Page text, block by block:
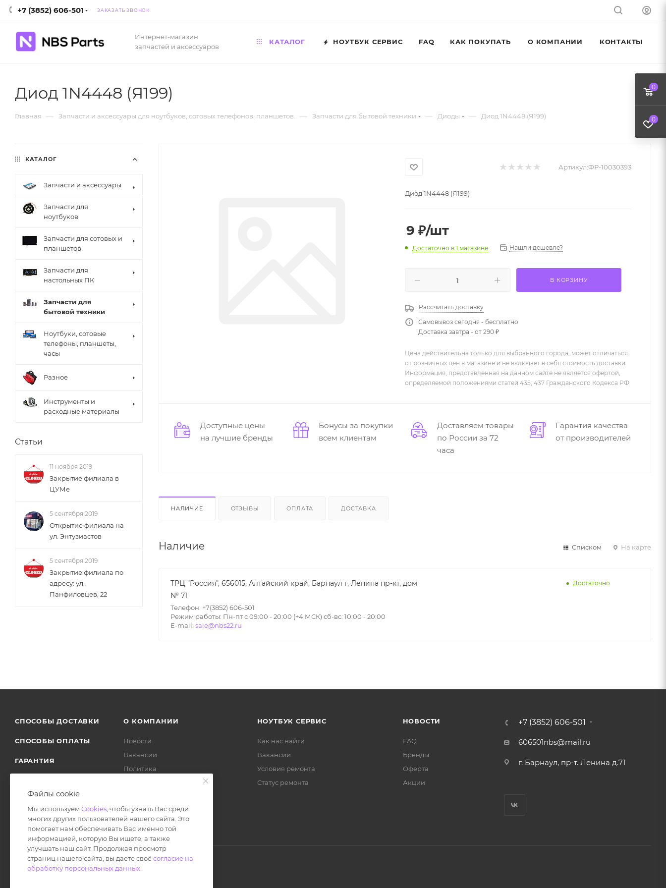
+7 (3852) 606-501 ЗАКАЗАТЬ ЗВОНОК
Интернет-магазин
запчастей и аксессуаров
КАТАЛОГ НОУТБУК СЕРВИС FAQ КАК ПОКУПАТЬ О КОМПАНИИ КОНТАКТЫ
Диод 1N4448 (Я199)
Главная — Запчасти и аксессуары для ноутбуков, сотовых телефонов, планшетов. — Запчасти для бытовой техники — Диоды — Диод 1N4448 (Я199)
Артикул:ФР-10030393
Диод 1N4448 (Я199)
9 ₽/шт
Достаточно в 1 магазине Нашли дешевле?
В КОРЗИНУ
Рассчитать доставку
Самовывоз сегодня - бесплатно
Доставка завтра - от 290 ₽
Цена действительна только для выбранного города, может отличаться
от розничных цен в магазине и не включает в себя стоимость доставки.
Информация, представленная на данном сайте не является офертой,
определяемой положениями статей 435, 437 Гражданского Кодекса РФ
Доступные цены
на лучшие бренды
Бонусы за покупки
всем клиентам
Доставляем товары
по России за 72
часа
Гарантия качества
от производителей
НАЛИЧИЕ ОТЗЫВЫ ОПЛАТА ДОСТАВКА
Наличие Списком На карте
ТРЦ "Россия", 656015, Алтайский край, Барнаул г, Ленина пр-кт, дом
№ 71
Телефон: +7(3852) 606-501
Режим работы: Пн-пт с 09:00 - 20:00 (+4 МСК) сб-вс: 10:00 - 20:00
E-mail: sale@nbs22.ru
Достаточно
КАТАЛОГ
Запчасти и аксессуары
Запчасти для
ноутбуков
Запчасти для сотовых и
планшетов
Запчасти для
настольных ПК
Запчасти для
бытовой техники
Ноутбуки, сотовые
телефоны, планшеты,
часы
Разное
Инструменты и
расходные материалы
Статьи
11 ноября 2019
Закрытие филиала в
ЦУМе
5 сентября 2019
Открытие филиала на
ул. Энтузиастов
5 сентября 2019
Закрытие филиала по
адресу: ул.
Панфиловцев, 22
СПОСОБЫ ДОСТАВКИ
СПОСОБЫ ОПЛАТЫ
ГАРАНТИЯ
О КОМПАНИИ
Новости
Вакансии
Политика
НОУТБУК СЕРВИС
Как нас найти
Вакансии
Условия ремонта
Статус ремонта
НОВОСТИ
FAQ
Бренды
Оферта
Акции
+7 (3852) 606-501
606501nbs@mail.ru
г. Барнаул, пр-т. Ленина д.71
0
0
Файлы cookie
Мы используем Cookies , чтобы узнать Вас среди
многих других пользователей нашего сайта. Это
помогает нам обеспечивать Вас именно той
информацией, которую Вы ищете, а также
улучшать наш сайт. Продолжая просмотр
страниц нашего сайта, вы даете своёсогласие на
обработку персональных данных